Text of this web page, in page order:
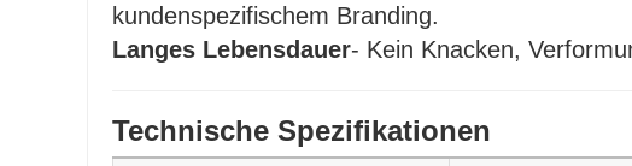
kundenspezifischem Branding.
Langes Lebensdauer- Kein Knacken,
Technische Spezifikationen